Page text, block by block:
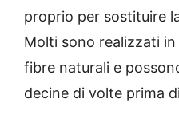
proprio per sostituire
Molti sono realizzati
fibre naturali e
decine di volte prima